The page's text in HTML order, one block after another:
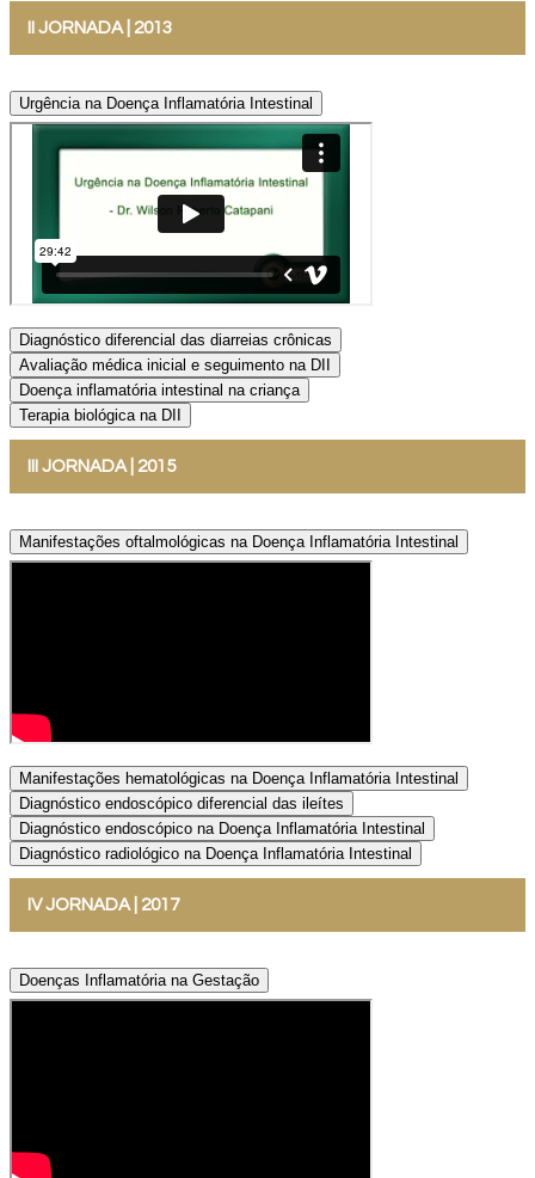
II JORNADA | 2013
Urgência na Doença Inflamatória Intestinal
Diagnóstico diferencial das diarreias crônicas
Avaliação médica inicial e seguimento na DII
Doença inflamatória intestinal na criança
Terapia biológica na DII
III JORNADA | 2015
Manifestações oftalmológicas na Doença Inflamatória Intestinal
Manifestações hematológicas na Doença Inflamatória Intestinal
Diagnóstico endoscópico diferencial das ileítes
Diagnóstico endoscópico na Doença Inflamatória Intestinal
Diagnóstico radiológico na Doença Inflamatória Intestinal
IV JORNADA | 2017
Doenças Inflamatória na Gestação